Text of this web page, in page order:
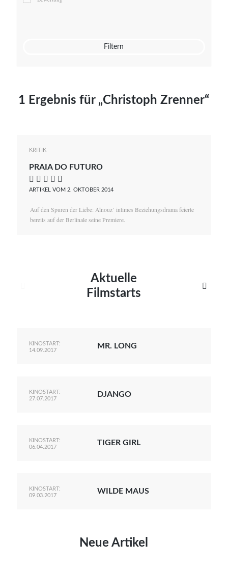
Mato von Vogelstein
Filtern
1 Ergebnis für „Christoph Zrenner“
KRITIK
PRAIA DO FUTURO
    
ARTIKEL VOM 2. OKTOBER 2014
Auf den Spuren der Liebe: Aïnouz’ intimes Beziehungsdrama feierte
bereits auf der Berlinale seine Premiere.
Aktuelle
Filmstarts

KINOSTART:
14.09.2017
MR. LONG
KINOSTART:
27.07.2017
DJANGO
KINOSTART:
06.04.2017
TIGER GIRL
KINOSTART:
09.03.2017
WILDE MAUS
Neue Artikel